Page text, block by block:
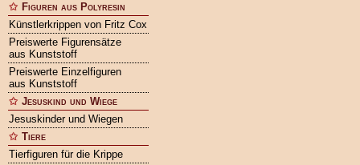
Figuren aus Polyresin
Künstlerkrippen von Fritz Cox
Preiswerte Figurensätze
aus Kunststoff
Preiswerte Einzelfiguren
aus Kunststoff
Jesuskind und Wiege
Jesuskinder und Wiegen
Tiere
Tierfiguren für die Krippe